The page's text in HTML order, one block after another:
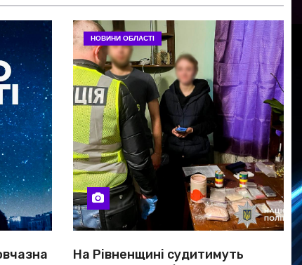
НОВИНИ ОБЛАСТІ
На Рівненщині судитимуть